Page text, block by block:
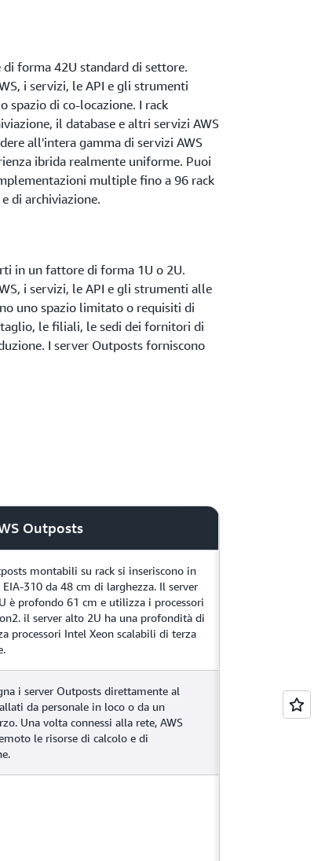
forma 42U standard di settore.
i servizi, le API e gli strumenti
spazio di co-locazione. I rack
il database e altri servizi AWS
all'intera gamma di servizi AWS
ibrida realmente uniforme. Puoi
multiple fino a 96 rack
di archiviazione.
in un fattore di forma 1U o 2U.
i servizi, le API e gli strumenti alle
uno spazio limitato o requisiti di
le filiali, le sedi dei fornitori di
I server Outposts forniscono
Outposts
montabili su rack si inseriscono in
310 da 48 cm di larghezza. Il server
è profondo 61 cm e utilizza i processori
il server alto 2U ha una profondità di
processori Intel Xeon scalabili di terza
i server Outposts direttamente al
da personale in loco o da un
Una volta connessi alla rete, AWS
le risorse di calcolo e di